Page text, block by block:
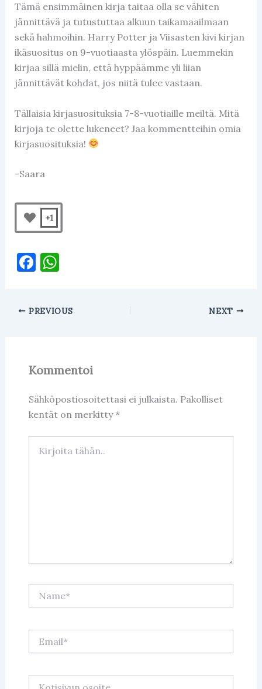
Tämä ensimmäinen kirja taitaa olla se vähiten
jännittävä ja tutustuttaa alkuun taikamaailmaan
sekä hahmoihin. Harry Potter ja Viisasten kivi kirjan
ikäsuositus on 9-vuotiaasta ylöspäin. Luemmekin
kirjaa sillä mielin, että hyppäämme yli liian
jännittävät kohdat, jos niitä tulee vastaan.
Tällaisia kirjasuosituksia 7-8-vuotiaille meiltä. Mitä
kirjoja te olette lukeneet? Jaa kommentteihin omia
kirjasuosituksia!
-Saara
+1
F
e
o
k
W
s
p
PREVIOUS NEXT
Kommentoi
Sähköpostiosoitettasi ei julkaista. Pakolliset
kentät on merkitty*
tähän..